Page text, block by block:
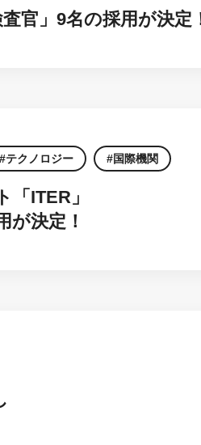
官」9名の採用が決定
テクノロジー 国際機関
ITER」
が決定！